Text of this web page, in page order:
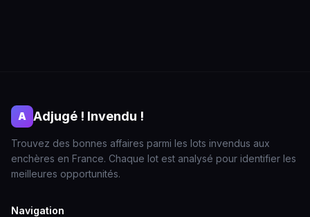
A Adjugé ! Invendu !
Trouvez des bonnes affaires parmi les lots invendus aux
enchères en France. Chaque lot est analysé pour identifier les
meilleures opportunités.
Navigation